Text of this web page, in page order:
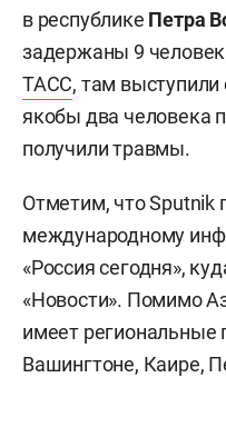
в республике Петра
задержаны 9
ТАСС, там
якобы два человека
получили травмы.
Отметим, что Sputnik
международному
«Россия сегодня»,
«Новости». Помимо
имеет региональные
Вашингтоне, Каире,